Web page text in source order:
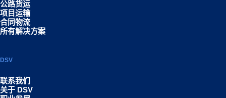
公路货运
项目运输
合同物流
所有解决方案
DSV
联系我们
关于 DSV